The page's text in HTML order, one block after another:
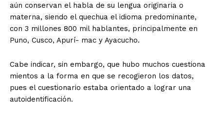
aún conservan el habla de su lengua originaria o
materna, siendo el quechua el idioma predominante,
con 3 millones 800 mil hablantes, principalmente en
Puno, Cusco, Apurí- mac y Ayacucho.
Cabe indicar, sin embargo, que hubo muchos cuestiona
mientos a la forma en que se recogieron los datos,
pues el cuestionario estaba orientado a lograr una
autoidentificación.